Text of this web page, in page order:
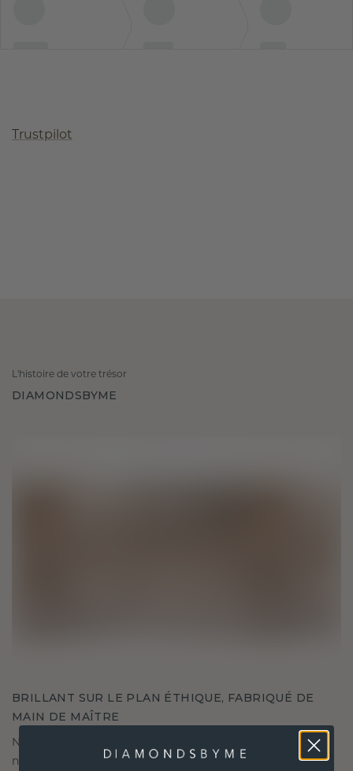
Trustpilot
L'histoire de votre trésor
DIAMONDSBYME
BRILLANT SUR LE PLAN ÉTHIQUE, FABRIQUÉ DE
MAIN DE MAÎTRE
Nous ne choisissons que les matériaux les plus
nobles et respectueux de l'environnement, ainsi